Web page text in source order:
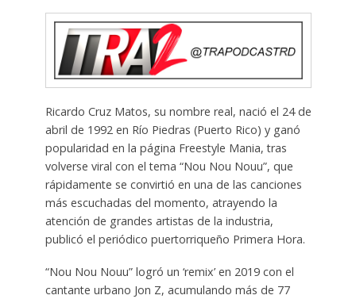
Ricardo Cruz Matos, su nombre real, nació el 24 de
abril de 1992 en Río Piedras (Puerto Rico) y ganó
popularidad en la página Freestyle Mania, tras
volverse viral con el tema “Nou Nou Nouu”, que
rápidamente se convirtió en una de las canciones
más escuchadas del momento, atrayendo la
atención de grandes artistas de la industria,
publicó el periódico puertorriqueño Primera Hora.
“Nou Nou Nouu” logró un ‘remix’ en 2019 con el
cantante urbano Jon Z, acumulando más de 77